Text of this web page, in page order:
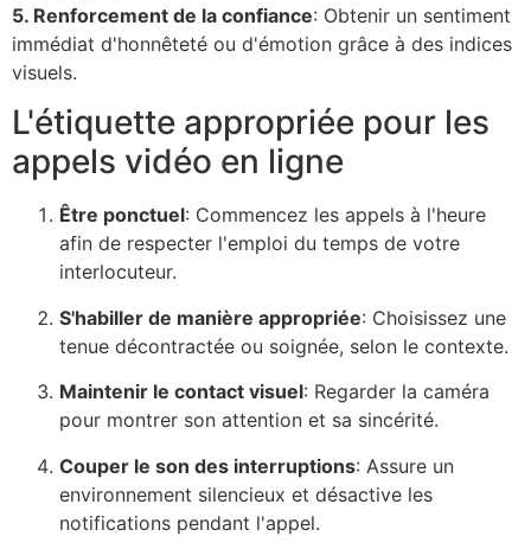
5. Renforcement de la confiance: Obtenir un sentiment
immédiat d'honnêteté ou d'émotion grâce à des indices
visuels.
L'étiquette appropriée pour les
appels vidéo en ligne
Être ponctuel: Commencez les appels à l'heure
afin de respecter l'emploi du temps de votre
interlocuteur.
S'habiller de manière appropriée: Choisissez une
tenue décontractée ou soignée, selon le contexte.
Maintenir le contact visuel: Regarder la caméra
pour montrer son attention et sa sincérité.
Couper le son des interruptions: Assure un
environnement silencieux et désactive les
notifications pendant l'appel.